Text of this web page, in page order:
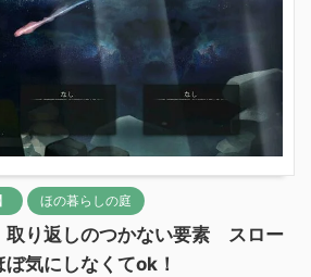
ほの暮らしの庭
取り返しのつかない要素 スロー
気にしなくてok！